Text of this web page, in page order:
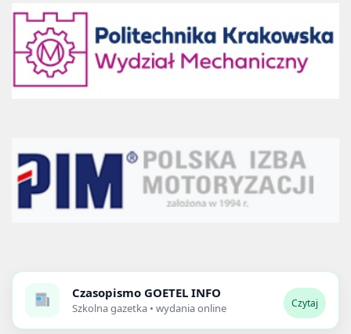
Czasopismo GOETEL INFO
Szkolna gazetka • wydania online Czytaj